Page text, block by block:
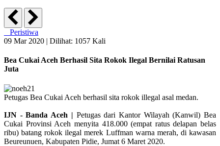
Peristiwa
09 Mar 2020 | Dilihat: 1057 Kali
Bea Cukai Aceh Berhasil Sita Rokok Ilegal Bernilai Ratusan
Juta
Petugas Bea Cukai Aceh berhasil sita rokok illegal asal medan.
IJN - Banda Aceh | Petugas dari Kantor Wilayah (Kanwil) Bea
Cukai Provinsi Aceh menyita 418.000 (empat ratus delapan belas
ribu) batang rokok ilegal merek Luffman warna merah, di kawasan
Beureunuen, Kabupaten Pidie, Jumat 6 Maret 2020.